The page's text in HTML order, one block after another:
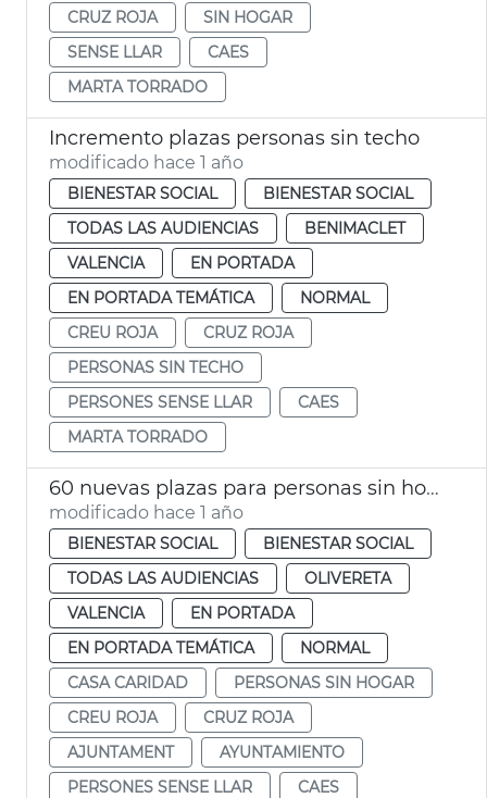
CRUZ ROJA
SIN HOGAR
SENSE LLAR
CAES
MARTA TORRADO
Incremento plazas personas sin techo
modificado hace 1 año
BIENESTAR SOCIAL
BIENESTAR SOCIAL
TODAS LAS AUDIENCIAS
BENIMACLET
VALENCIA
EN PORTADA
EN PORTADA TEMÁTICA
NORMAL
CREU ROJA
CRUZ ROJA
PERSONAS SIN TECHO
PERSONES SENSE LLAR
CAES
MARTA TORRADO
60 nuevas plazas para personas sin hogar
modificado hace 1 año
BIENESTAR SOCIAL
BIENESTAR SOCIAL
TODAS LAS AUDIENCIAS
OLIVERETA
VALENCIA
EN PORTADA
EN PORTADA TEMÁTICA
NORMAL
CASA CARIDAD
PERSONAS SIN HOGAR
CREU ROJA
CRUZ ROJA
AJUNTAMENT
AYUNTAMIENTO
PERSONES SENSE LLAR
CAES